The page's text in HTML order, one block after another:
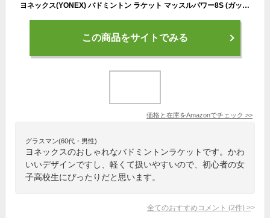
ヨネックス(YONEX) バドミントン ラケット マッスルパワー8S (ガット張り上げ済) 2U4 ピンク MP8SG
この商品をサイトでみる
価格と在庫をAmazonでチェック >>
グラスマン(60代・男性)
ヨネックスのおしゃれなバドミントンラケットです。かわ
いいデザインですし、軽くて扱いやすいので、初心者の女
子高校生にぴったりだと思います。
全てのおすすめコメント (2件) >